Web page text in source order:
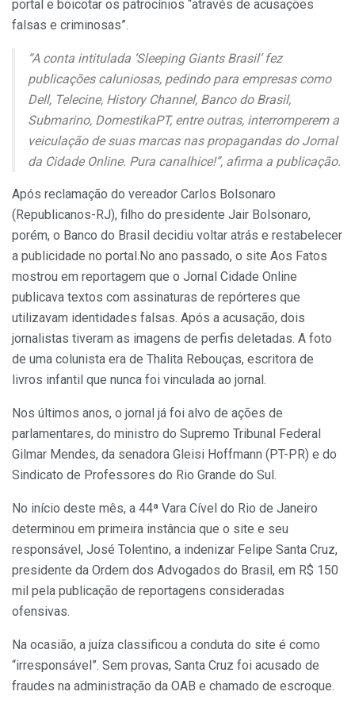
portal e boicotar os patrocínios “através de acusações
falsas e criminosas”.
“A conta intitulada ‘Sleeping Giants Brasil’ fez
publicações caluniosas, pedindo para empresas como
Dell, Telecine, History Channel, Banco do Brasil,
Submarino, DomestikaPT, entre outras, interromperem a
veiculação de suas marcas nas propagandas do Jornal
da Cidade Online. Pura canalhice!”, afirma a publicação.
Após reclamação do vereador Carlos Bolsonaro
(Republicanos-RJ), filho do presidente Jair Bolsonaro,
porém, o Banco do Brasil decidiu voltar atrás e restabelecer
a publicidade no portal.No ano passado, o site Aos Fatos
mostrou em reportagem que o Jornal Cidade Online
publicava textos com assinaturas de repórteres que
utilizavam identidades falsas. Após a acusação, dois
jornalistas tiveram as imagens de perfis deletadas. A foto
de uma colunista era de Thalita Rebouças, escritora de
livros infantil que nunca foi vinculada ao jornal.
Nos últimos anos, o jornal já foi alvo de ações de
parlamentares, do ministro do Supremo Tribunal Federal
Gilmar Mendes, da senadora Gleisi Hoffmann (PT-PR) e do
Sindicato de Professores do Rio Grande do Sul.
No início deste mês, a 44ª Vara Cível do Rio de Janeiro
determinou em primeira instância que o site e seu
responsável, José Tolentino, a indenizar Felipe Santa Cruz,
presidente da Ordem dos Advogados do Brasil, em R$ 150
mil pela publicação de reportagens consideradas
ofensivas.
Na ocasião, a juíza classificou a conduta do site é como
“irresponsável”. Sem provas, Santa Cruz foi acusado de
fraudes na administração da OAB e chamado de escroque.